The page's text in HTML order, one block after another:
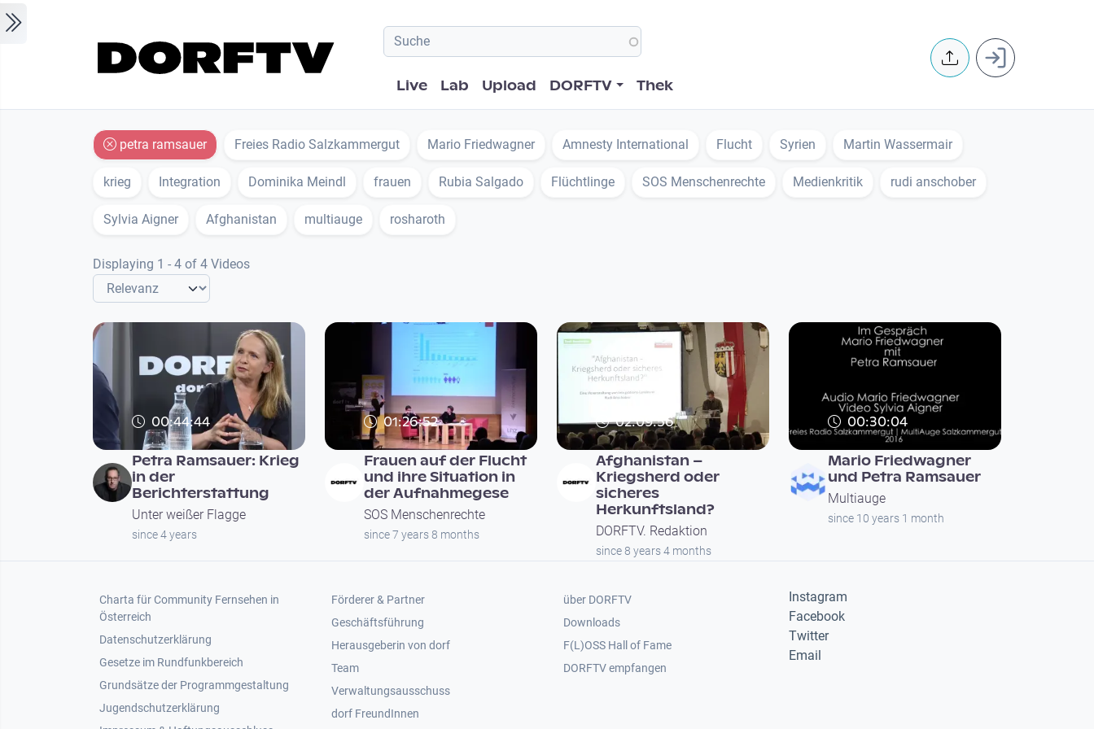
Hauptnavigation
Live Lab Upload DORFTV Thek
User
petra ramsauer Freies Radio Salzkammergut Mario Friedwagner Amnesty International Flucht Syrien Martin Wassermair
krieg Integration Dominika Meindl frauen Rubia Salgado Flüchtlinge SOS Menschenrechte Medienkritik rudi anschober
Sylvia Aigner Afghanistan multiauge rosharoth
Displaying 1 - 4 of 4 Videos
00:44:44
Petra Ramsauer: Krieg
in der
Berichterstattung
Unter weißer Flagge
since 4 years
01:26:52
Frauen auf der Flucht
und ihre Situation in
der Aufnahmegese
SOS Menschenrechte
since 7 years 8 months
02:09:56
Afghanistan –
Kriegsherd oder
sicheres
Herkunftsland?
DORFTV. Redaktion
since 8 years 4 months
00:30:04
Mario Friedwagner
und Petra Ramsauer
Multiauge
since 10 years 1 month
Footer 1
Charta für Community Fernsehen in
Österreich
Datenschutzerklärung
Gesetze im Rundfunkbereich
Grundsätze der Programmgestaltung
Jugendschutzerklärung
Footer 2
Förderer & Partner
Geschäftsführung
Herausgeberin von dorf
Team
Verwaltungsausschuss
dorf FreundInnen
Footer 3
über DORFTV
Downloads
F(L)OSS Hall of Fame
Footer 4
DORFTV empfangen
Instagram
Facebook
Twitter
Email